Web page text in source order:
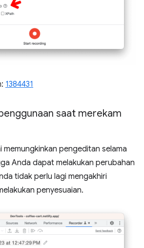
1384431
saat merekam
memungkinkan pengeditan selama
Anda dapat melakukan perubahan
tidak perlu lagi mengakhiri
penyesuaian.